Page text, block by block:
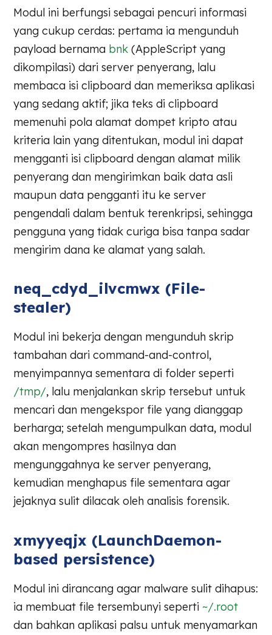
Modul ini berfungsi sebagai pencuri informasi
yang cukup cerdas: pertama ia mengunduh
payload bernama bnk (AppleScript yang
dikompilasi) dari server penyerang, lalu
membaca isi clipboard dan memeriksa aplikasi
yang sedang aktif; jika teks di clipboard
memenuhi pola alamat dompet kripto atau
kriteria lain yang ditentukan, modul ini dapat
mengganti isi clipboard dengan alamat milik
penyerang dan mengirimkan baik data asli
maupun data pengganti itu ke server
pengendali dalam bentuk terenkripsi, sehingga
pengguna yang tidak curiga bisa tanpa sadar
mengirim dana ke alamat yang salah.
neq_cdyd_ilvcmwx (File-
stealer)
Modul ini bekerja dengan mengunduh skrip
tambahan dari command-and-control,
menyimpannya sementara di folder seperti
/tmp/, lalu menjalankan skrip tersebut untuk
mencari dan mengekspor file yang dianggap
berharga; setelah mengumpulkan data, modul
akan mengompres hasilnya dan
mengunggahnya ke server penyerang,
kemudian menghapus file sementara agar
jejaknya sulit dilacak oleh analisis forensik.
xmyyeqjx (LaunchDaemon-
based persistence)
Modul ini dirancang agar malware sulit dihapus:
ia membuat file tersembunyi seperti ~/.root
dan bahkan aplikasi palsu untuk menyamarkan